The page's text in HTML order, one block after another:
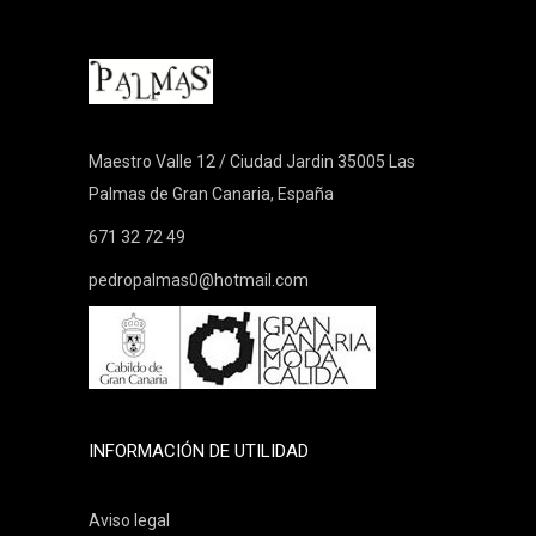
Maestro Valle 12 / Ciudad Jardin 35005 Las
Palmas de Gran Canaria, España
671 32 72 49
pedropalmas0@hotmail.com
INFORMACIÓN DE UTILIDAD
Aviso legal